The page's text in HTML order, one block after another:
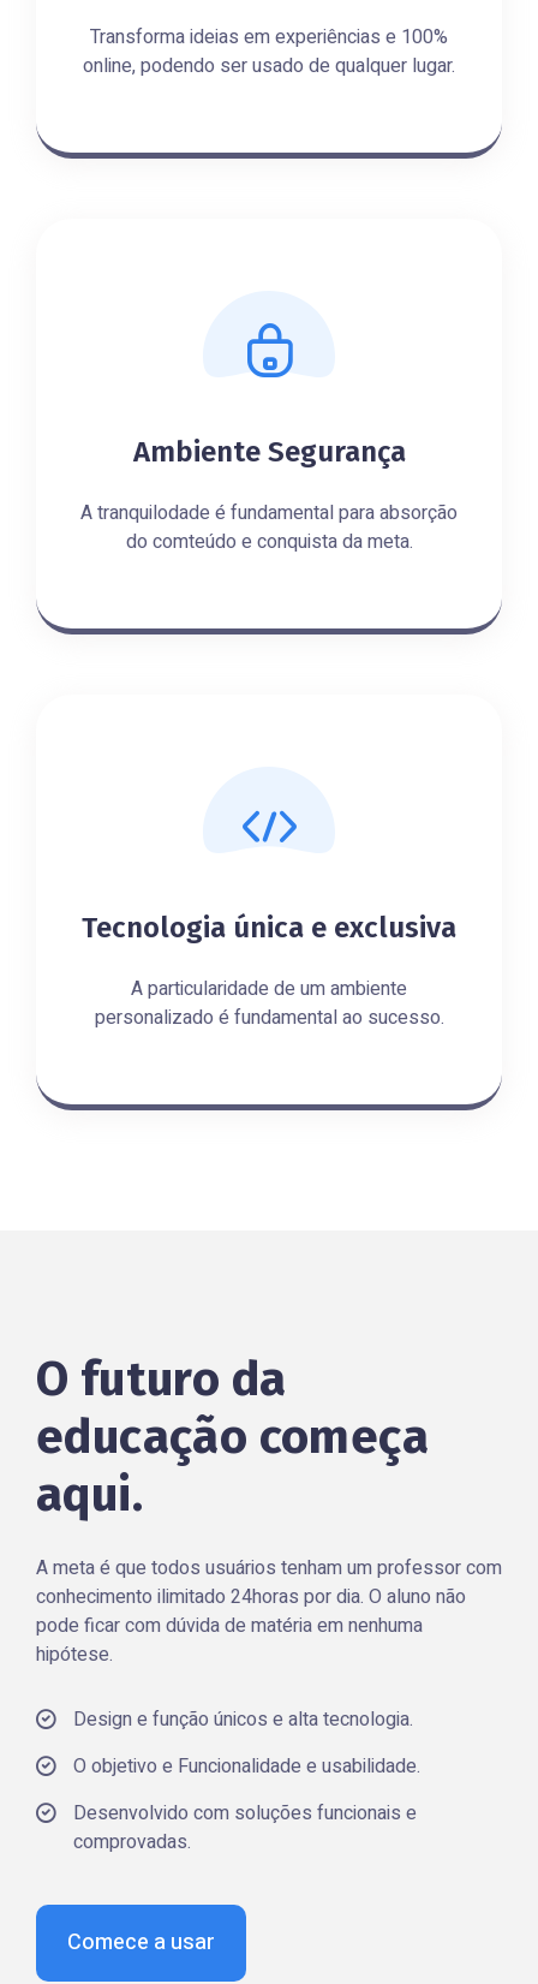
Transforma ideias em experiências e 100%
online, podendo ser usado de qualquer lugar.
Ambiente Segurança
A tranquilodade é fundamental para absorção
do comteúdo e conquista da meta.
Tecnologia única e exclusiva
A particularidade de um ambiente
personalizado é fundamental ao sucesso.
O futuro da
educação começa
aqui.
A meta é que todos usuários tenham um professor com
conhecimento ilimitado 24horas por dia. O aluno não
pode ficar com dúvida de matéria em nenhuma
hipótese.
Design e função únicos e alta tecnologia.
O objetivo e Funcionalidade e usabilidade.
Desenvolvido com soluções funcionais e
comprovadas.
Comece a usar